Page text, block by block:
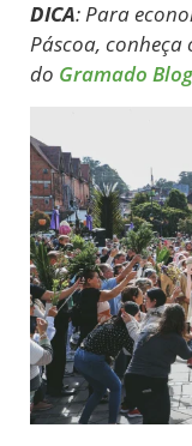
DICA: Para
Páscoa, conheça
do Gramado